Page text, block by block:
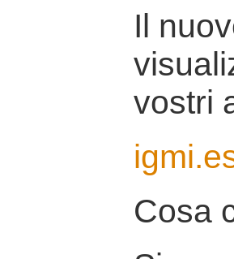
Il
vostri
Cosa